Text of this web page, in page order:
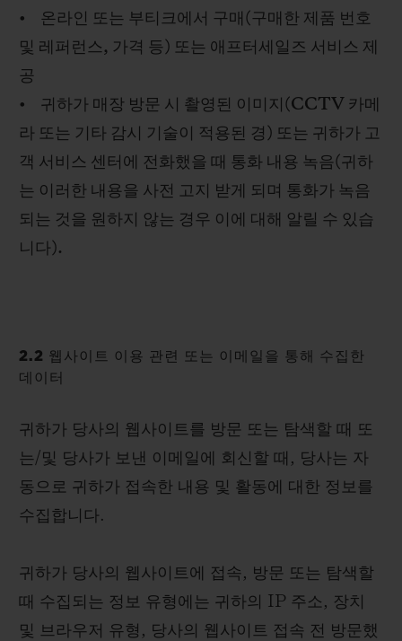
• 온라인 또는 부티크에서 구매(구매한 제품 번호
및 레퍼런스, 가격 등) 또는 애프터세일즈 서비스 제
공
• 귀하가 매장 방문 시 촬영된 이미지(CCTV 카메
라 또는 기타 감시 기술이 적용된 경) 또는 귀하가 고
객 서비스 센터에 전화했을 때 통화 내용 녹음(귀하
는 이러한 내용을 사전 고지 받게 되며 통화가 녹음
되는 것을 원하지 않는 경우 이에 대해 알릴 수 있습
니다).
2.2 웹사이트 이용 관련 또는 이메일을 통해 수집한
데이터
귀하가 당사의 웹사이트를 방문 또는 탐색할 때 또
는/및 당사가 보낸 이메일에 회신할 때, 당사는 자
동으로 귀하가 접속한 내용 및 활동에 대한 정보를
수집합니다.
귀하가 당사의 웹사이트에 접속, 방문 또는 탐색할
때 수집되는 정보 유형에는 귀하의 IP 주소, 장치
및 브라우저 유형, 당사의 웹사이트 접속 전 방문했